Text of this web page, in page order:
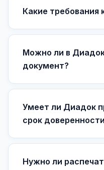
Какие
Можно ли в
документ?
Умеет ли Диадок
срок
Нужно ли